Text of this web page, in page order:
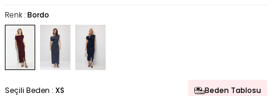
Renk :Bordo
Seçili Beden : XS Beden Tablosu